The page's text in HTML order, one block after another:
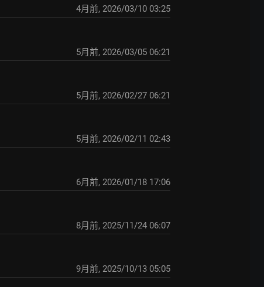
4月前, 2026/03/10 03:25
5月前, 2026/03/05 06:21
5月前, 2026/02/27 06:21
5月前, 2026/02/11 02:43
6月前, 2026/01/18 17:06
8月前, 2025/11/24 06:07
9月前, 2025/10/13 05:05